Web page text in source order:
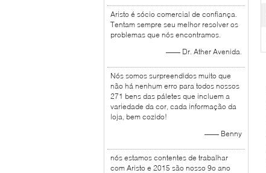
Aristo é sócio comercial de confiança.
Tentam sempre seu melhor resolver os
problemas que nós encontramos.
—— Dr. Ather Avenida.
Nós somos surpreendidos muito que
não há nenhum erro para todos nossos
271 bens das páletes que incluem a
variedade da cor, cada informação da
loja, bem cozido!
—— Benny
nós estamos contentes de trabalhar
com Aristo e 2015 são nosso 9o ano